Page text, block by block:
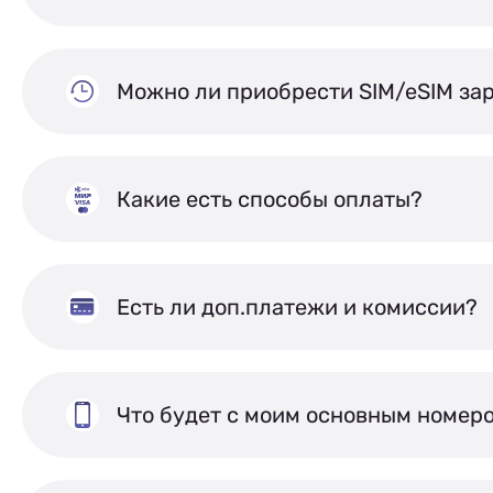
Можно ли приобрести SIM/eSIM
Какие есть способы оплаты?
Есть ли доп.платежи и комиссии?
Что будет с моим основным